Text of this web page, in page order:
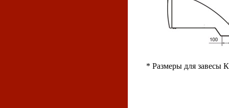
* Размеры для завесы